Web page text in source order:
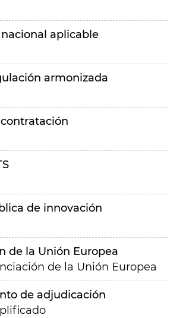
aplicable
armonizada
de innovación
de la Unión Europea
de la Unión Europea
de adjudicación